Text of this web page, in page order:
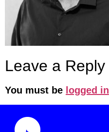
Leave a Reply
You must be logged in